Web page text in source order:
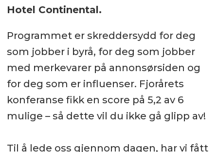
Hotel Continental.
Programmet er skreddersydd for deg
som jobber i byrå, for deg som jobber
med merkevarer på annonsørsiden og
for deg som er influenser. Fjorårets
konferanse fikk en score på 5,2 av 6
mulige – så dette vil du ikke gå glipp av!
Til å lede oss gjennom dagen, har vi fått